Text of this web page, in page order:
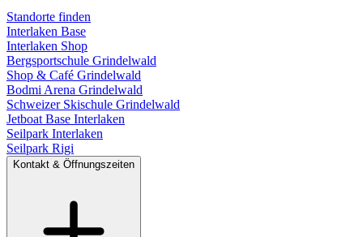
Standorte finden
Interlaken Base
Interlaken Shop
Bergsportschule Grindelwald
Shop & Café Grindelwald
Bodmi Arena Grindelwald
Schweizer Skischule Grindelwald
Jetboat Base Interlaken
Seilpark Interlaken
Seilpark Rigi
Kontakt & Öffnungszeiten